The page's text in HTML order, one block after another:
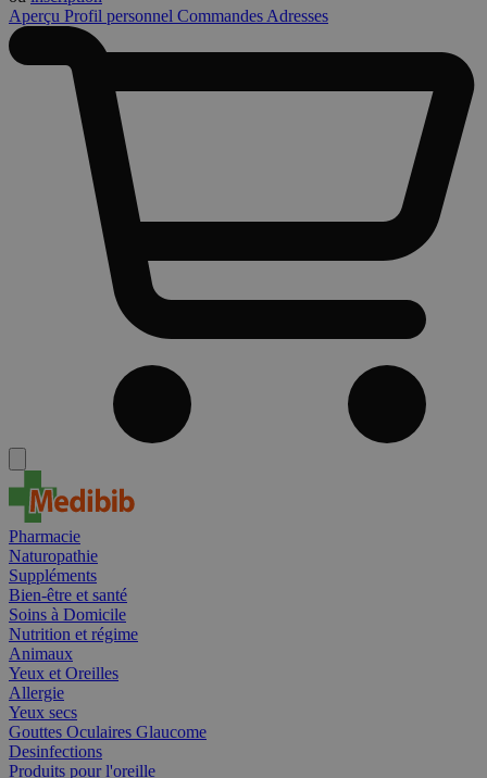
Aperçu Profil personnel Commandes Adresses
Pharmacie
Naturopathie
Suppléments
Bien-être et santé
Soins à Domicile
Nutrition et régime
Animaux
Yeux et Oreilles
Allergie
Yeux secs
Gouttes Oculaires Glaucome
Desinfections
Produits pour l'oreille